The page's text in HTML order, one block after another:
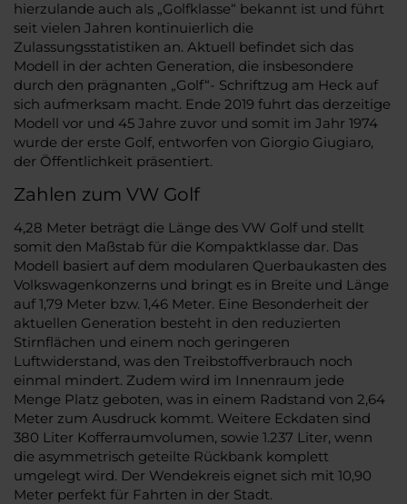
hierzulande auch als „Golfklasse“ bekannt ist und führt
seit vielen Jahren kontinuierlich die
Zulassungsstatistiken an. Aktuell befindet sich das
Modell in der achten Generation, die insbesondere
durch den prägnanten „Golf“- Schriftzug am Heck auf
sich aufmerksam macht. Ende 2019 fuhrt das derzeitige
Modell vor und 45 Jahre zuvor und somit im Jahr 1974
wurde der erste Golf, entworfen von Giorgio Giugiaro,
der Öffentlichkeit präsentiert.
Zahlen zum VW Golf
4,28 Meter beträgt die Länge des VW Golf und stellt
somit den Maßstab für die Kompaktklasse dar. Das
Modell basiert auf dem modularen Querbaukasten des
Volkswagenkonzerns und bringt es in Breite und Länge
auf 1,79 Meter bzw. 1,46 Meter. Eine Besonderheit der
aktuellen Generation besteht in den reduzierten
Stirnflächen und einem noch geringeren
Luftwiderstand, was den Treibstoffverbrauch noch
einmal mindert. Zudem wird im Innenraum jede
Menge Platz geboten, was in einem Radstand von 2,64
Meter zum Ausdruck kommt. Weitere Eckdaten sind
380 Liter Kofferraumvolumen, sowie 1.237 Liter, wenn
die asymmetrisch geteilte Rückbank komplett
umgelegt wird. Der Wendekreis eignet sich mit 10,90
Meter perfekt für Fahrten in der Stadt.